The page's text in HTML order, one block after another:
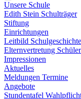
Unsere Schule
Edith Stein Schulträger
Stiftung
Einrichtungen
Leitbild Schulgeschichte
Elternvertretung
Impressionen
Aktuelles
Meldungen Termine
Angebote
Stundentafel